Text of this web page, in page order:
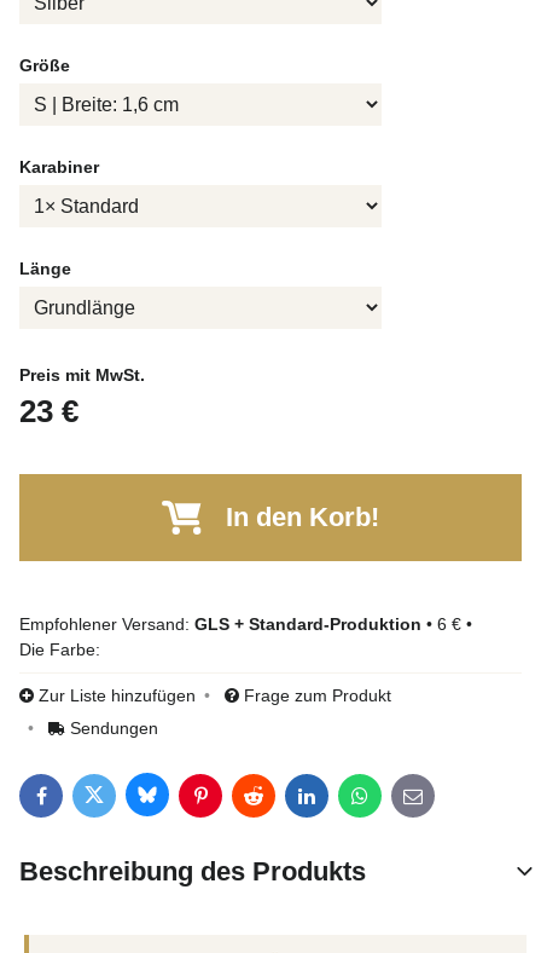
Größe
Karabiner
Länge
Preis mit MwSt.
23 €
In den Korb!
GLS + Standard-Produktion • 6 € •
Die Farbe:
Zur Liste hinzufügen
Frage zum Produkt
Sendungen
FacebookTwitterBlueskyPinterestRedditLinkedInWhatsApp
E-mail
Beschreibung des Produkts